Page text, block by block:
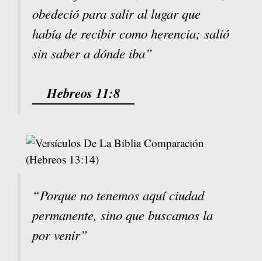
obedeció para salir al lugar que
había de recibir como herencia; salió
sin saber a dónde iba”
Hebreos 11:8
“Porque no tenemos aquí ciudad
permanente, sino que buscamos la
por venir”